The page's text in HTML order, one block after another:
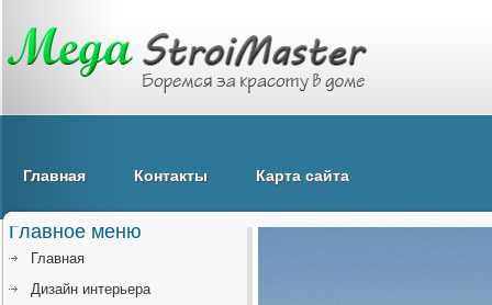
Главная Контакты Карта сайта
Главное меню
Главная
Дизайн интерьера